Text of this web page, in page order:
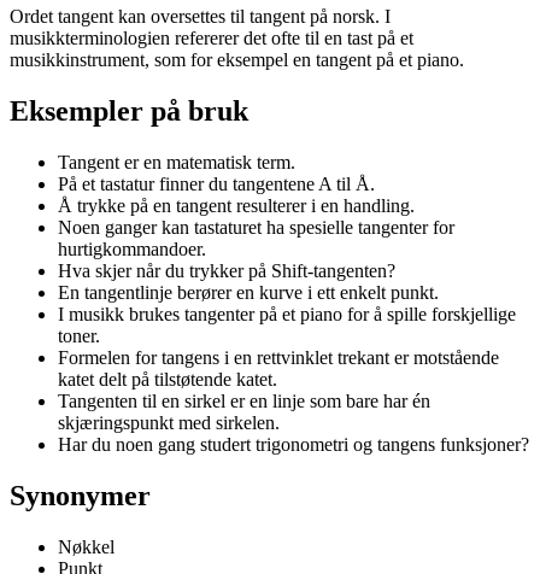
Ordet tangent kan oversettes til tangent på norsk. I
musikkterminologien refererer det ofte til en tast på et
musikkinstrument, som for eksempel en tangent på et piano.
Eksempler på bruk
Tangent er en matematisk term.
På et tastatur finner du tangentene A til Å.
Å trykke på en tangent resulterer i en handling.
Noen ganger kan tastaturet ha spesielle tangenter for
hurtigkommandoer.
Hva skjer når du trykker på Shift-tangenten?
En tangentlinje berører en kurve i ett enkelt punkt.
I musikk brukes tangenter på et piano for å spille forskjellige
toner.
Formelen for tangens i en rettvinklet trekant er motstående
katet delt på tilstøtende katet.
Tangenten til en sirkel er en linje som bare har én
skjæringspunkt med sirkelen.
Har du noen gang studert trigonometri og tangens funksjoner?
Synonymer
Nøkkel
Punkt